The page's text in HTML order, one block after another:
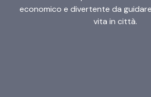
economico e divertente da
vita in città.